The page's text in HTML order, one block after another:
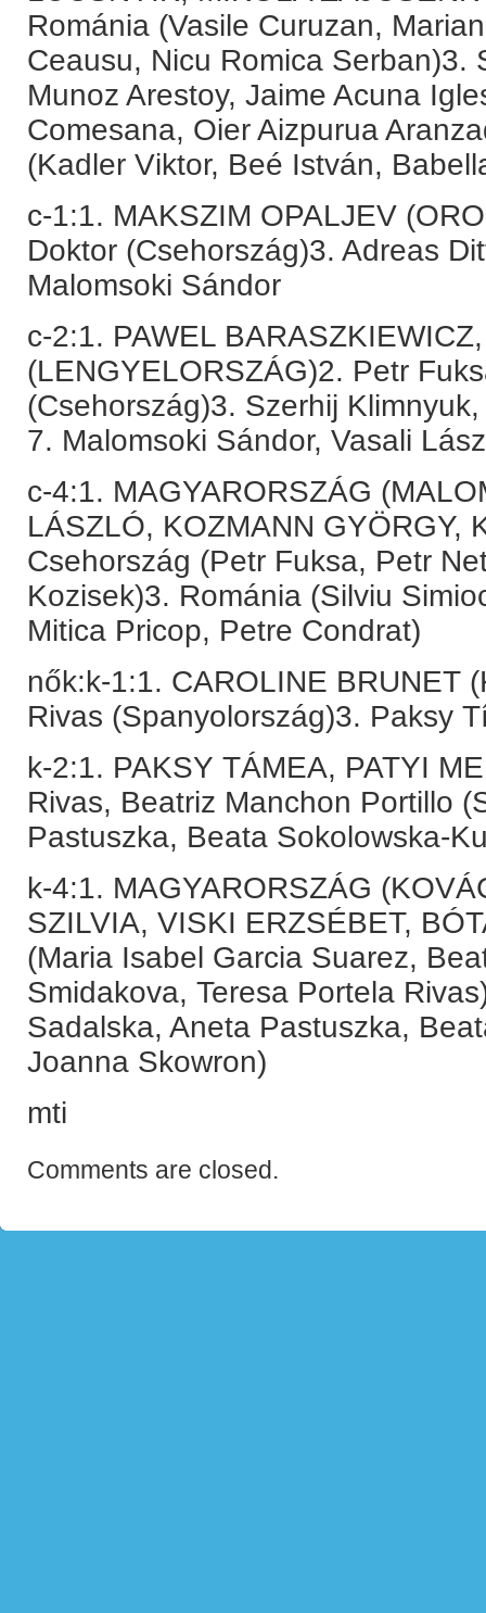
Románia (Vasile Curuzan,
Ceausu, Nicu Romica Serban)3.
Munoz Arestoy, Jaime Acuna
Comesana, Oier Aizpurua
(Kadler Viktor, Beé István,
c-1:1. MAKSZIM OPALJEV
Doktor (Csehország)3. Adreas
Malomsoki Sándor
c-2:1. PAWEL
(LENGYELORSZÁG)2. Petr
(Csehország)3. Szerhij
7. Malomsoki Sándor, Vasali
c-4:1. MAGYARORSZÁG
LÁSZLÓ, KOZMANN GYÖRGY,
Csehország (Petr Fuksa, Petr
Kozisek)3. Románia (Silviu
Mitica Pricop, Petre Condrat)
nők:k-1:1. CAROLINE BRUNET
Rivas (Spanyolország)3. Paksy
k-2:1. PAKSY TÁMEA, PATYI
Rivas, Beatriz Manchon Portillo
Pastuszka, Beata Sokolowska-
k-4:1. MAGYARORSZÁG
SZILVIA, VISKI ERZSÉBET,
(Maria Isabel Garcia Suarez,
Smidakova, Teresa Portela
Sadalska, Aneta Pastuszka,
Joanna Skowron)
mti
Comments are closed.